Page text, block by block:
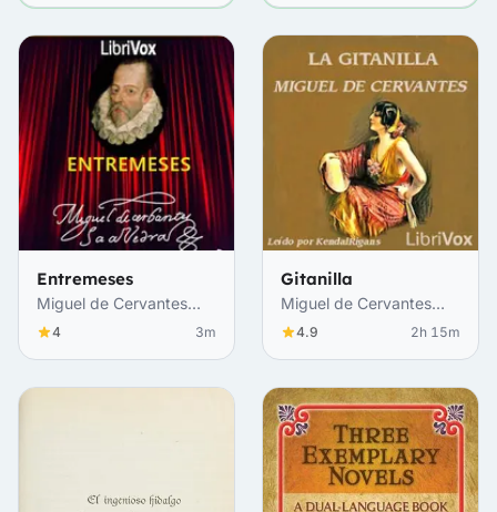
Entremeses
Miguel de Cervantes
Saavedra
4 3m
Gitanilla
Miguel de Cervantes
Saavedra
4.9 2h 15m